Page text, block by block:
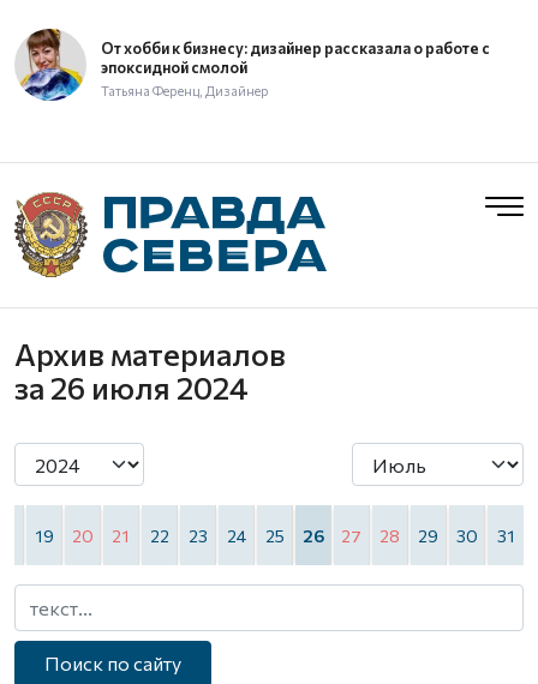
От хобби к бизнесу: дизайнер рассказала о работе с
эпоксидной смолой
Татьяна Ференц, Дизайнер
Архив материалов
за 26 июля 2024
19 20 21 22 23 24 25 26 27 28 29 30 31
Поиск по сайту